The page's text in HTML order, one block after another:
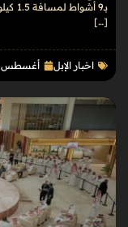
[…]
اخبار الإبل أغسطس 8, 2026